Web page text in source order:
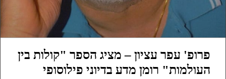
פרופ' עפר עציון – מציג הספר "קולות בין
העולמות" רומן מדע בדיוני פילוסופי